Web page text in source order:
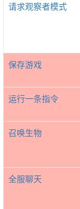
请求观察者模式
保存游戏
运行一条指令
召唤生物
全服聊天